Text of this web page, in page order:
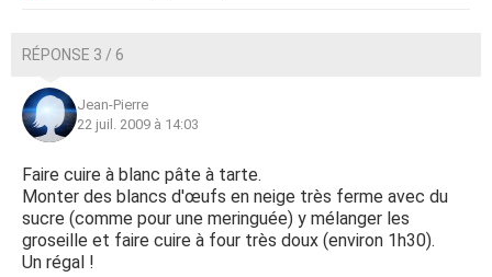
RÉPONSE 3 / 6
Jean-Pierre
22 juil. 2009 à 14:03
Faire cuire à blanc pâte à tarte.
Monter des blancs d'œufs en neige très ferme avec du
sucre (comme pour une meringuée) y mélanger les
groseille et faire cuire à four très doux (environ 1h30).
Un régal !